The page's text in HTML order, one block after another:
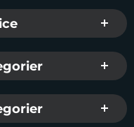
och länkar